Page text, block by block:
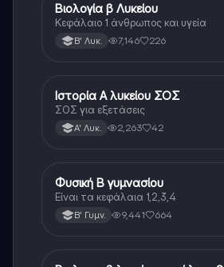
Βιολογία
Βιολογία β Λυκείου
Κεφάλαιο 1 άνθρωπος και υγεία
Β' Λυκ. 7,146 226
Ιστορία
Ιστορία Α λυκείου ΣΟΣ
ΣΟΣ για εξετάσεις
Α' Λυκ. 2,263 42
Φυσική
Φυσική Β γυμνασίου
Είναι τα κεφάλαια 1,2,3,4
Β' Γυμν. 9,441 664